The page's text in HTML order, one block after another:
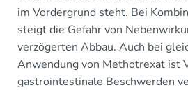
im Vordergrund steht. Bei
steigt die Gefahr von
verzögerten Abbau. Auch bei
Anwendung von Methotrexat ist
gastrointestinale Beschwerden